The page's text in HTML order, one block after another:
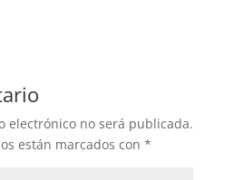
electrónico no será publicada.
están marcados con *